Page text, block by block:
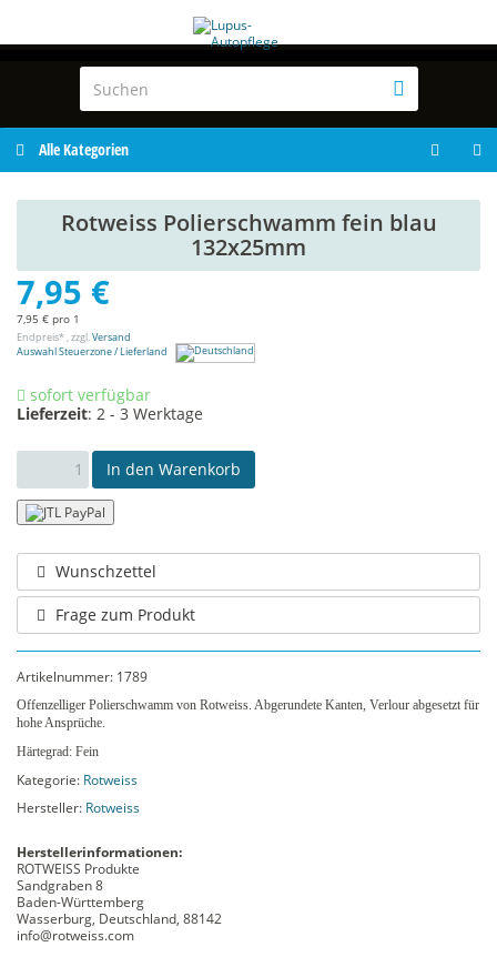
Alle Kategorien
Rotweiss Polierschwamm fein blau
132x25mm
7,95 €
7,95 € pro 1
Endpreis* , zzgl.Versand
Auswahl Steuerzone / Lieferland
sofort verfügbar
Lieferzeit: 2 - 3 Werktage
In den Warenkorb
Wunschzettel
Frage zum Produkt
Artikelnummer: 1789
Offenzelliger Polierschwamm von Rotweiss. Abgerundete Kanten, Verlour abgesetzt für
hohe Ansprüche.
Härtegrad: Fein
Kategorie: Rotweiss
Hersteller: Rotweiss
Herstellerinformationen:
ROTWEISS Produkte
Sandgraben 8
Baden-Württemberg
Wasserburg, Deutschland, 88142
info@rotweiss.com